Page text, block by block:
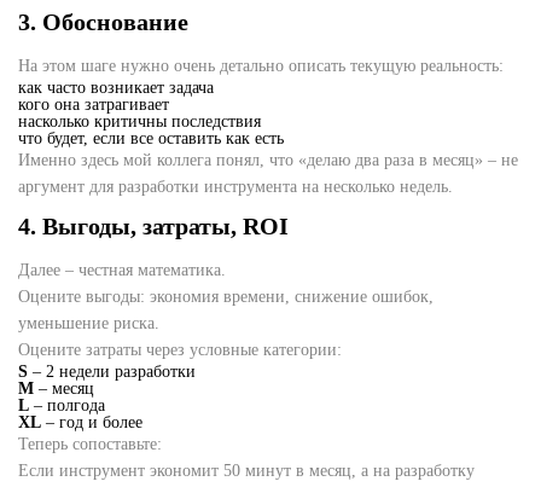
3. Обоснование
На этом шаге нужно очень детально описать текущую реальность:
как часто возникает задача
кого она затрагивает
насколько критичны последствия
что будет, если все оставить как есть
Именно здесь мой коллега понял, что «делаю два раза в месяц» – не
аргумент для разработки инструмента на несколько недель.
4. Выгоды, затраты, ROI
Далее – честная математика.
Оцените выгоды: экономия времени, снижение ошибок,
уменьшение риска.
Оцените затраты через условные категории:
S – 2 недели разработки
M – месяц
L – полгода
XL – год и более
Теперь сопоставьте:
Если инструмент экономит 50 минут в месяц, а на разработку